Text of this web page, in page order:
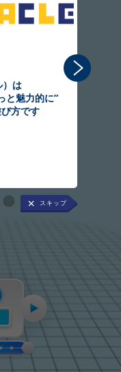
）は
と魅力的に”
方です